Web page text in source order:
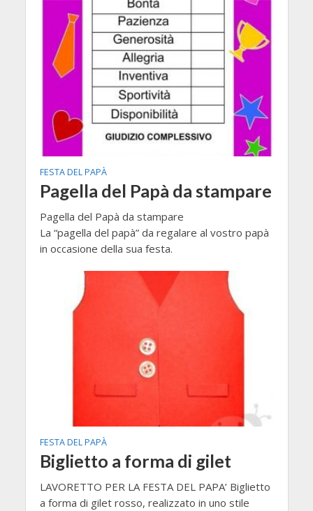
FESTA DEL PAPÀ
Pagella del Papà da stampare
Pagella del Papà da stampare
La “pagella del papà” da regalare al vostro papà
in occasione della sua festa.
FESTA DEL PAPÀ
Biglietto a forma di gilet
LAVORETTO PER LA FESTA DEL PAPA’ Biglietto
a forma di gilet rosso, realizzato in uno stile